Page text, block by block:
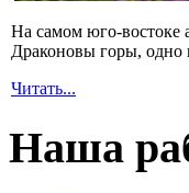
На самом юго-востоке
Драконовы горы, одно
Читать...
Наша